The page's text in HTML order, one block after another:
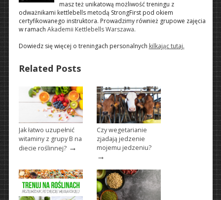
masz też unikatową możliwość treningu z
odważnikami kettlebells metodą StrongFirst pod okiem
certyfikowanego instruktora. Prowadzimy również grupowe zajęcia
w ramach Akademii Kettlebells Warszawa.
Dowiedz się więcej o treningach personalnych kilkając tutaj.
Related Posts
Jak łatwo uzupełnić
witaminy z grupy B na
diecie roślinnej?→
Czy wegetarianie
zjadają jedzenie
mojemu jedzeniu?
→